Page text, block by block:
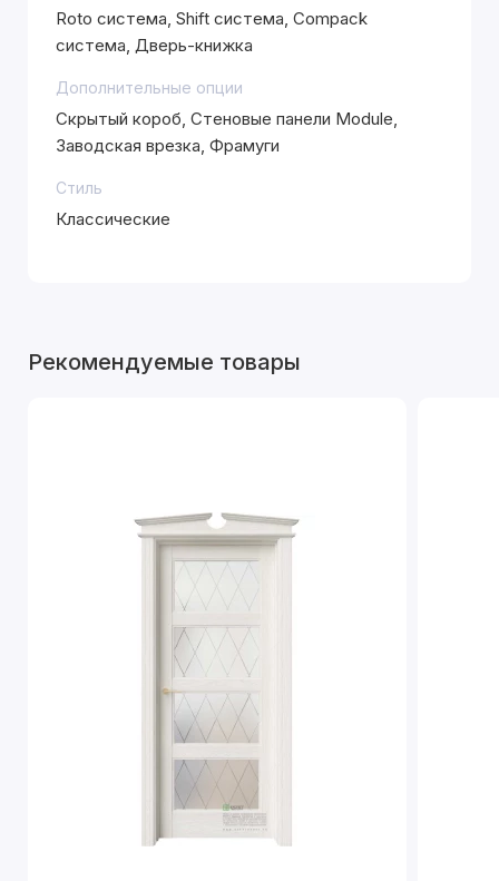
Roto система, Shift система, Compack
система, Дверь-книжка
Дополнительные опции
Скрытый короб, Стеновые панели Module,
Заводская врезка, Фрамуги
Стиль
Классические
Рекомендуемые товары